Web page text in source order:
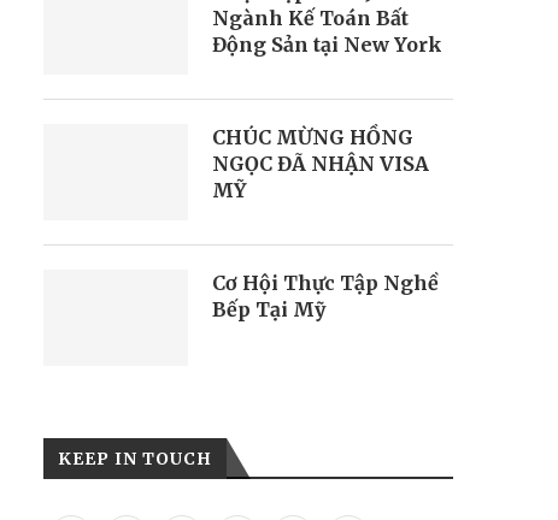
Ngành Kế Toán Bất
Động Sản tại New York
CHÚC MỪNG HỒNG
NGỌC ĐÃ NHẬN VISA
MỸ
Cơ Hội Thực Tập Nghề
Bếp Tại Mỹ
KEEP IN TOUCH